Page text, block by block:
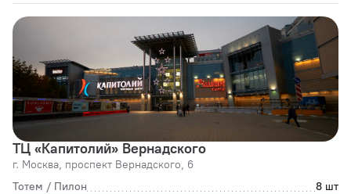
ТЦ «Капитолий» Вернадского
г. Москва, проспект Вернадского, 6
Тотем / Пилон
8 шт